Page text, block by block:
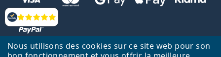
Nous utilisons des cookies sur ce site web pour son
Évaluation